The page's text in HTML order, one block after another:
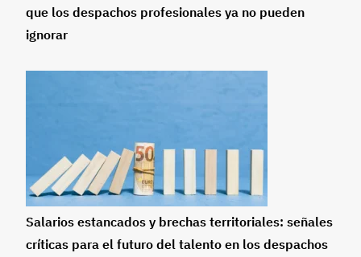
que los despachos profesionales ya no pueden
ignorar
Salarios estancados y brechas territoriales: señales
críticas para el futuro del talento en los despachos